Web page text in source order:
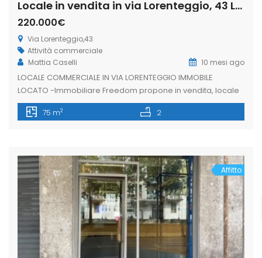
Locale in vendita in via Lorenteggio, 43 Lorenteggio – Giambellino, Milano (Rif. IFM189)
220.000€
Via Lorenteggio,43
Attività commerciale
Mattia Caselli
10 mesi ago
LOCALE COMMERCIALE IN VIA LORENTEGGIO IMMOBILE
LOCATO -Immobiliare Freedom propone in vendita, locale
commerciale di una vetrina su strada di circa 40mq oltre
magazzino. La soluzione è situata in via Lorenteggio, zona
presenta in buone condizioni interne, […]
75 m2 2
Affitto